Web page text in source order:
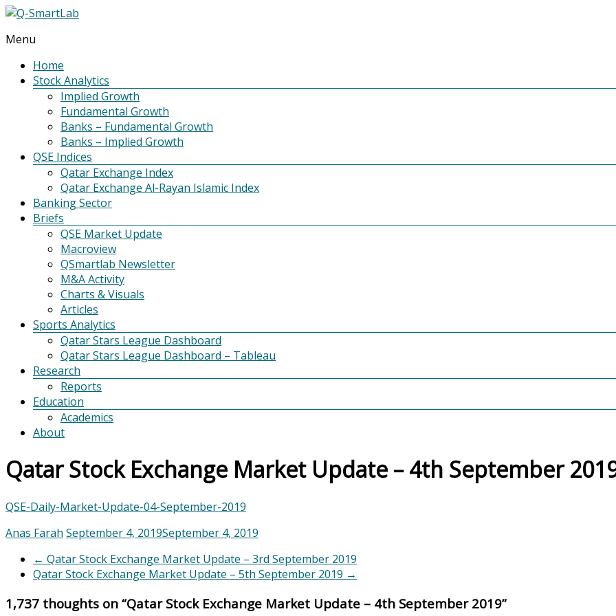
Q-
SmartLab
Menu
Home
Stock Analytics
Implied Growth
Fundamental Growth
Banks – Fundamental Growth
Banks – Implied Growth
QSE Indices
Qatar Exchange Index
Qatar Exchange Al-Rayan Islamic Index
Banking Sector
Briefs
QSE Market Update
Macroview
QSmartlab Newsletter
M&A Activity
Charts & Visuals
Articles
Sports Analytics
Qatar Stars League Dashboard
Qatar Stars League Dashboard – Tableau
Research
Reports
Education
Academics
About
Qatar Stock Exchange Market Update – 4th September
QSE-Daily-Market-Update-04-September-2019
Anas Farah September 4, 2019September 4, 2019
← Qatar Stock Exchange Market Update – 3rd September 2019
Qatar Stock Exchange Market Update – 5th September 2019 →
1,737 thoughts on “Qatar Stock Exchange Market Update – 4th September 2019”